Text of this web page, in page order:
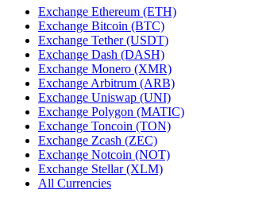
Exchange Ethereum (ETH)
Exchange Bitcoin (BTC)
Exchange Tether (USDT)
Exchange Dash (DASH)
Exchange Monero (XMR)
Exchange Arbitrum (ARB)
Exchange Uniswap (UNI)
Exchange Polygon (MATIC)
Exchange Toncoin (TON)
Exchange Zcash (ZEC)
Exchange Notcoin (NOT)
Exchange Stellar (XLM)
All Currencies